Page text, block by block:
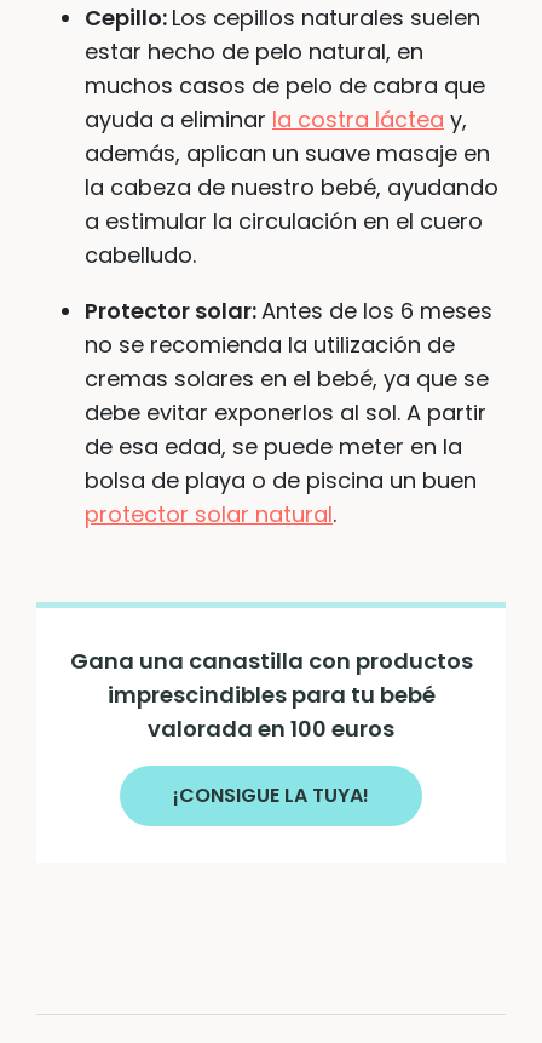
Cepillo: Los cepillos naturales suelen
estar hecho de pelo natural, en
muchos casos de pelo de cabra que
ayuda a eliminar la costra láctea y,
además, aplican un suave masaje en
la cabeza de nuestro bebé, ayudando
a estimular la circulación en el cuero
cabelludo.
Protector solar:Antes de los 6 meses
no se recomienda la utilización de
cremas solares en el bebé, ya que se
debe evitar exponerlos al sol. A partir
de esa edad, se puede meter en la
bolsa de playa o de piscina un buen
protector solar natural.
Gana una canastilla con productos
imprescindibles para tu bebé
valorada en 100 euros
¡CONSIGUE LA TUYA!